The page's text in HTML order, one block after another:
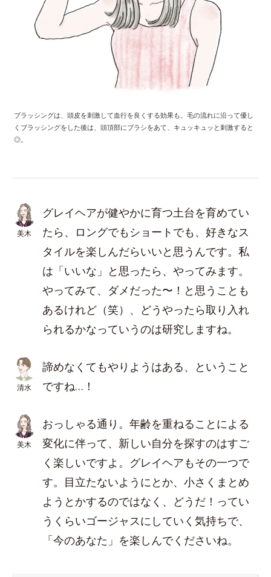
ブラッシングは、頭皮を刺激して血行を良くする効果も。毛の流れに沿って優し
くブラッシングをした後は、頭頂部にブラシをあて、キュッキュッと刺激すると
◎。
美木
グレイヘアが健やかに育つ土台を育めてい
たら、ロングでもショートでも、好きなス
タイルを楽しんだらいいと思うんです。私
は「いいな」と思ったら、やってみます。
やってみて、ダメだった〜！と思うことも
あるけれど（笑）、どうやったら取り入れ
られるかなっていうのは研究しますね。
清水
諦めなくてもやりようはある、ということ
ですね…！
美木
おっしゃる通り。年齢を重ねることによる
変化に伴って、新しい自分を探すのはすご
く楽しいですよ。グレイヘアもその一つで
す。目立たないようにとか、小さくまとめ
ようとかするのではなく、どうだ！ってい
うくらいゴージャスにしていく気持ちで、
「今のあなた」を楽しんでくださいね。